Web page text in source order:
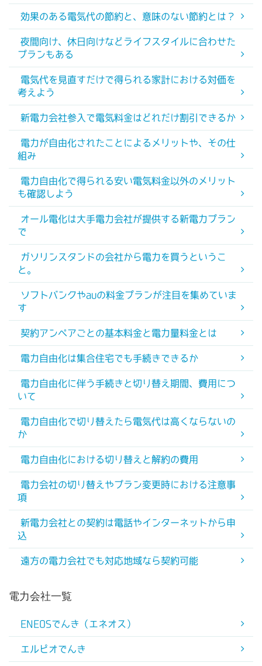
効果のある電気代の節約と、意味のない節約とは？
夜間向け、休日向けなどライフスタイルに合わせた
プランもある
電気代を見直すだけで得られる家計における対価を
考えよう
新電力会社参入で電気料金はどれだけ割引できるか
電力が自由化されたことによるメリットや、その仕
組み
電力自由化で得られる安い電気料金以外のメリット
も確認しよう
オール電化は大手電力会社が提供する新電力プラン
で
ガソリンスタンドの会社から電力を買うというこ
と。
ソフトバンクやauの料金プランが注目を集めていま
す
契約アンペアごとの基本料金と電力量料金とは
電力自由化は集合住宅でも手続きできるか
電力自由化に伴う手続きと切り替え期間、費用につ
いて
電力自由化で切り替えたら電気代は高くならないの
か
電力自由化における切り替えと解約の費用
電力会社の切り替えやプラン変更時における注意事
項
新電力会社との契約は電話やインターネットから申
込
遠方の電力会社でも対応地域なら契約可能
電力会社一覧
ENEOSでんき（エネオス）
エルピオでんき